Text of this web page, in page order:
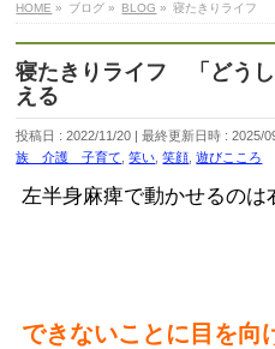
HOME » ブログ » BLOG » 寝たきりライフ
寝たきりライフ 「どう
える
投稿日 : 2022/11/20 最終更新日時 : 2025/
族 介護 子育て ,笑い ,笑顔 ,遊びこころ
左半身麻痺で動かせるのは
できないことに目を向